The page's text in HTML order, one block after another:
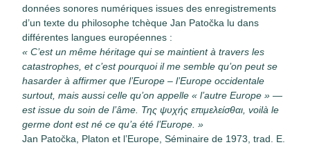
données sonores numériques issues des enregistrements
d’un texte du philosophe tchèque Jan Patočka lu dans
différentes langues européennes :
« C’est un même héritage qui se maintient à travers les
catastrophes, et c’est pourquoi il me semble qu’on peut se
hasarder à affirmer que l’Europe – l’Europe occidentale
surtout, mais aussi celle qu’on appelle « l’autre Europe » —
est issue du soin de l’âme. Της ψυχής επιμελείσθαι, voilà le
germe dont est né ce qu’a été l’Europe. »
Jan Patočka, Platon et l’Europe, Séminaire de 1973, trad. E.